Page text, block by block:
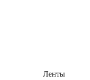
Ленты